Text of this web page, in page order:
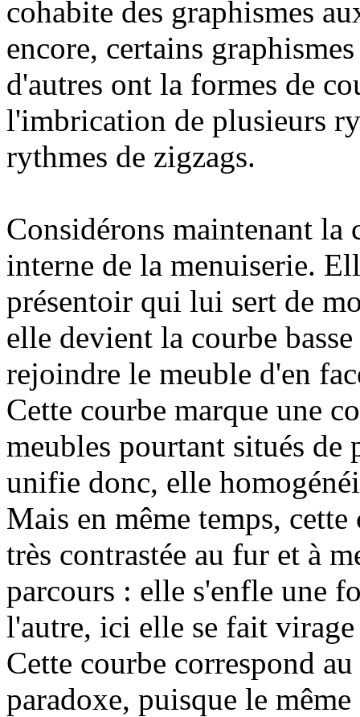
cohabite des graphismes
encore, certains
d'autres ont la formes de
l'imbrication de plusieurs
rythmes de zigzags.
Considérons maintenant la
interne de la menuiserie.
présentoir qui lui sert de
elle devient la courbe
rejoindre le meuble d'en
Cette courbe marque une
meubles pourtant situés de
unifie donc, elle
Mais en même temps,
très contrastée au fur et à
parcours : elle s'enfle une
l'autre, ici elle se fait
Cette courbe correspond
paradoxe, puisque le